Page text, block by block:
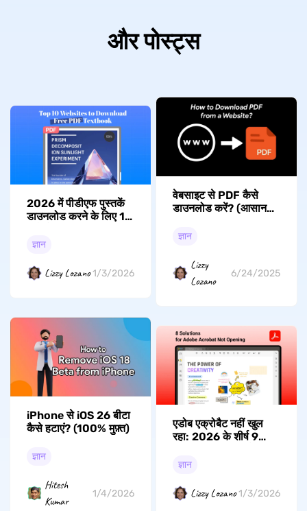
और पोस्ट्स
2026 में पीडीएफ पुस्तकें
डाउनलोड करने के लिए 10
वेबसाइटें
ज्ञान
Lizzy Lozano1/3/2026
वेबसाइट से PDF कैसे
डाउनलोड करें? (आसान
ज्ञान
Lizzy
Lozano
6/24/2025
iPhone से iOS 26 बीटा
कैसे हटाएं? (100% मुफ़्त)
ज्ञान
Hitesh
Kumar
1/4/2026
एडोब एक्रोबैट नहीं खुल
रहा: 2026 के शीर्ष 9
ज्ञान
Lizzy Lozano1/3/2026